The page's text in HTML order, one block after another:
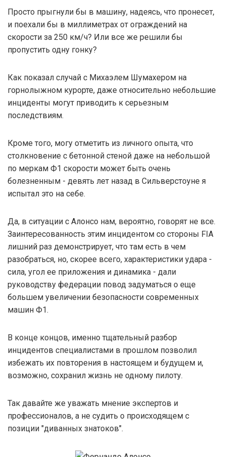
Просто прыгнули бы в машину, надеясь, что пронесет,
и поехали бы в миллиметрах от ограждений на
скорости за 250 км/ч? Или все же решили бы
пропустить одну гонку?
Как показал случай с Михаэлем Шумахером на
горнолыжном курорте, даже относительно небольшие
инциденты могут приводить к серьезным
последствиям.
Кроме того, могу отметить из личного опыта, что
столкновение с бетонной стеной даже на небольшой
по меркам Ф1 скорости может быть очень
болезненным - девять лет назад в Сильверстоуне я
испытал это на себе.
Да, в ситуации с Алонсо нам, вероятно, говорят не все.
Заинтересованность этим инцидентом со стороны FIA
лишний раз демонстрирует, что там есть в чем
разобраться, но, скорее всего, характеристики удара -
сила, угол ее приложения и динамика - дали
руководству федерации повод задуматься о еще
большем увеличении безопасности современных
машин Ф1.
В конце концов, именно тщательный разбор
инцидентов специалистами в прошлом позволил
избежать их повторения в настоящем и будущем и,
возможно, сохранил жизнь не одному пилоту.
Так давайте же уважать мнение экспертов и
профессионалов, а не судить о происходящем с
позиции "диванных знатоков".